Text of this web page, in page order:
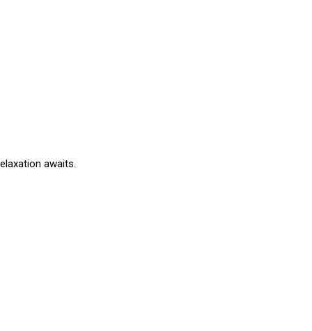
awaits.